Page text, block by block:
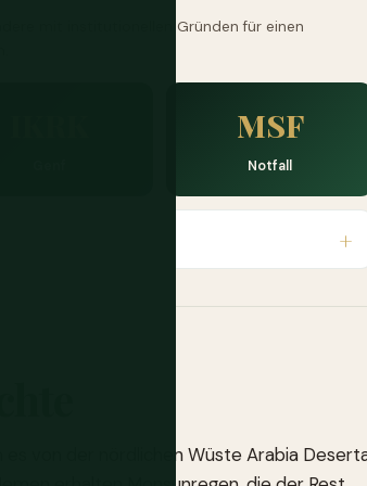
mit institutionellen Gründen für einen
MSF
Notfall
es von der nördlichen Wüste Arabia